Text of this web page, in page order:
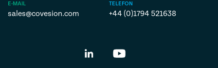
E-MAIL
sales@covesion.com
TELEFON
+44 (0)1794 521638